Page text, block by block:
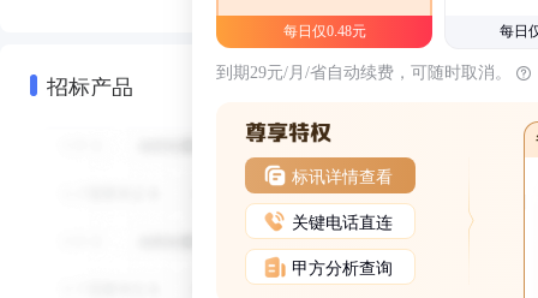
招标产品
每日仅0.48元 每日
到期29元/月/省自动续费，可随时取消。
标讯详情查看
关键电话直连
甲方分析查询